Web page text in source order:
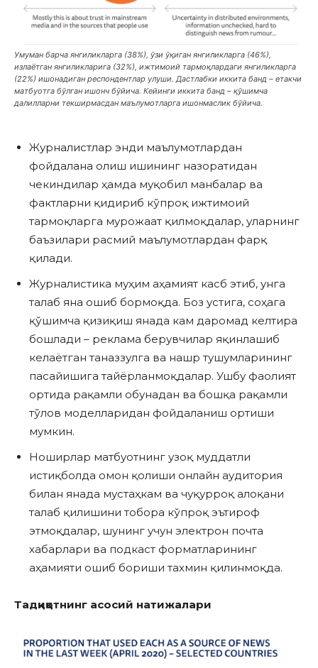
Умуман барча янгиликларга (38%), ўзи ўқиган янгиликларга (46%),
излаётган янгиликларига (32%), ижтимоий тармоқлардаги янгиликларга
(22%) ишонадиган респондентлар улуши. Дастлабки иккита банд – етакчи
матбуотга бўлган ишонч бўйича. Кейинги иккита банд – қўшимча
далилларни текширмасдан маълумотларга ишонмаслик бўйича.
Журналистлар энди маълумотлардан
фойдалана олиш ишининг назоратидан
чекиндилар ҳамда муқобил манбалар ва
фактларни қидириб кўпроқ ижтимоий
тармоқларга мурожаат қилмоқдалар, уларнинг
баъзилари расмий маълумотлардан фарқ
қилади.
Журналистика муҳим аҳамият касб этиб, унга
талаб яна ошиб бормоқда. Боз устига, соҳага
қўшимча қизиқиш янада кам даромад келтира
бошлади – реклама берувчилар яқинлашиб
келаётган таназзулга ва нашр тушумларининг
пасайишига тайёрланмоқдалар. Ушбу фаолият
ортида рақамли обунадан ва бошқа рақамли
тўлов моделларидан фойдаланиш ортиши
мумкин.
Ноширлар матбуотнинг узоқ муддатли
истиқболда омон қолиши онлайн аудитория
билан янада мустаҳкам ва чуқурроқ алоқани
талаб қилишини тобора кўпроқ эътироф
этмоқдалар, шунинг учун электрон почта
хабарлари ва подкаст форматларининг
аҳамияти ошиб бориши тахмин қилинмоқда.
Тадқиқотнинг асосий натижалари